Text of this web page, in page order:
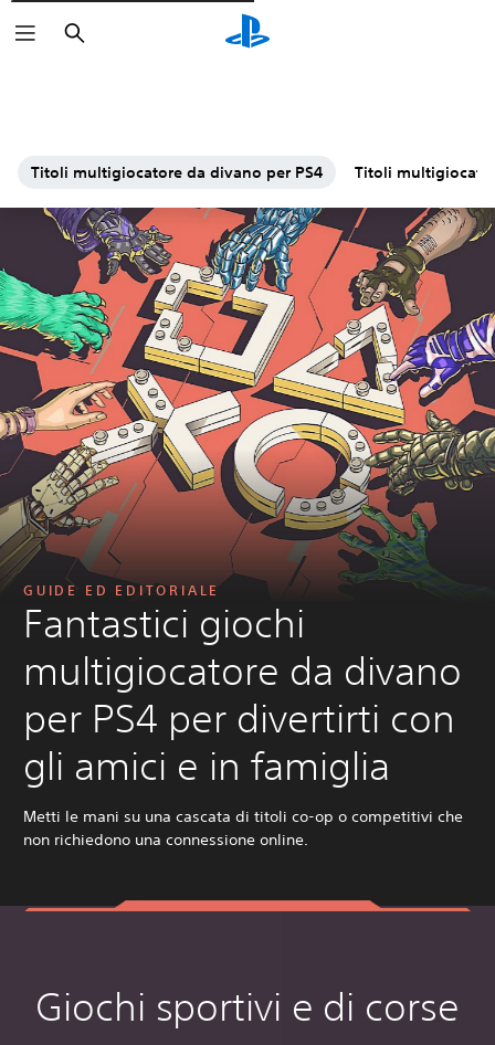
Cerca
Titoli multigiocatore da divano per PS4 Titoli
GUIDE ED EDITORIALE
Fantastici giochi
multigiocatore da divano
per PS4 per divertirti con
gli amici e in famiglia
Metti le mani su una cascata di titoli co-op o competitivi che
non richiedono una connessione online.
Giochi sportivi e di corse